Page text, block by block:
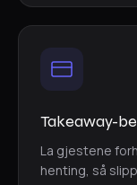
Takeaway-
La gjestene
henting, så